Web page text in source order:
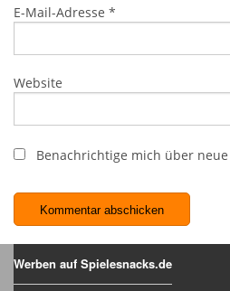
E-Mail-Adresse *
Website
Benachrichtige mich über
Werben auf Spielesnacks.de